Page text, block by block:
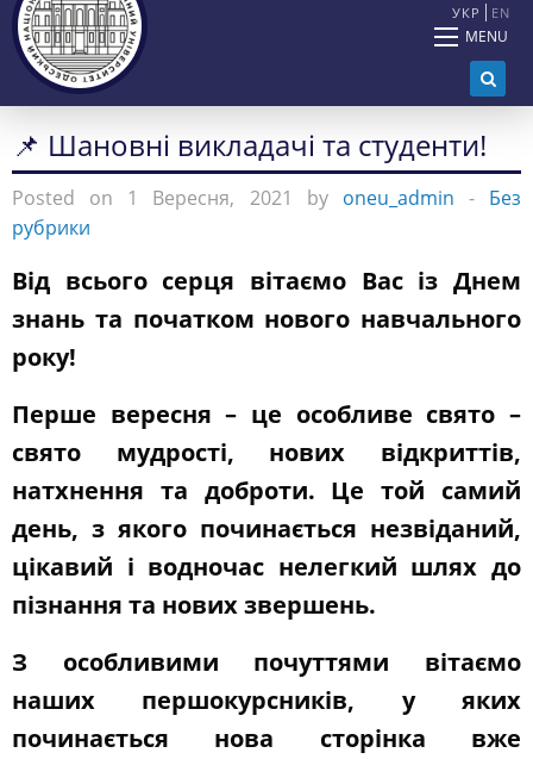
УКР EN
MENU
📌 Шановні викладачі та студенти!
Posted on 1 Вересня, 2021 by oneu_admin - Без
рубрики
Від всього серця вітаємо Вас із Днем
знань та початком нового навчального
року!
Перше вересня – це особливе свято –
свято мудрості, нових відкриттів,
натхнення та доброти. Це той самий
день, з якого починається незвіданий,
цікавий і водночас нелегкий шлях до
пізнання та нових звершень.
З особливими почуттями вітаємо
наших першокурсників, у яких
починається нова сторінка вже